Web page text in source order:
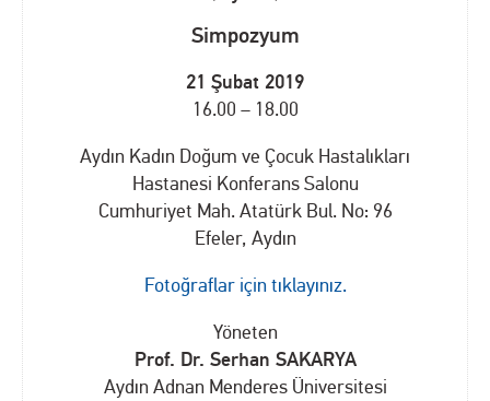
Simpozyum
21 Şubat 2019
16.00 – 18.00
Aydın Kadın Doğum ve Çocuk Hastalıkları
Hastanesi Konferans Salonu
Cumhuriyet Mah. Atatürk Bul. No: 96
Efeler, Aydın
Fotoğraflar için tıklayınız.
Yöneten
Prof. Dr. Serhan SAKARYA
Aydın Adnan Menderes Üniversitesi